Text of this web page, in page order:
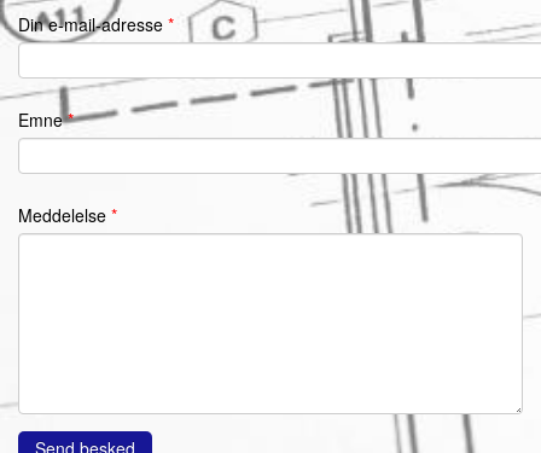
Din e-mail-adresse *
Emne*
Meddelelse *